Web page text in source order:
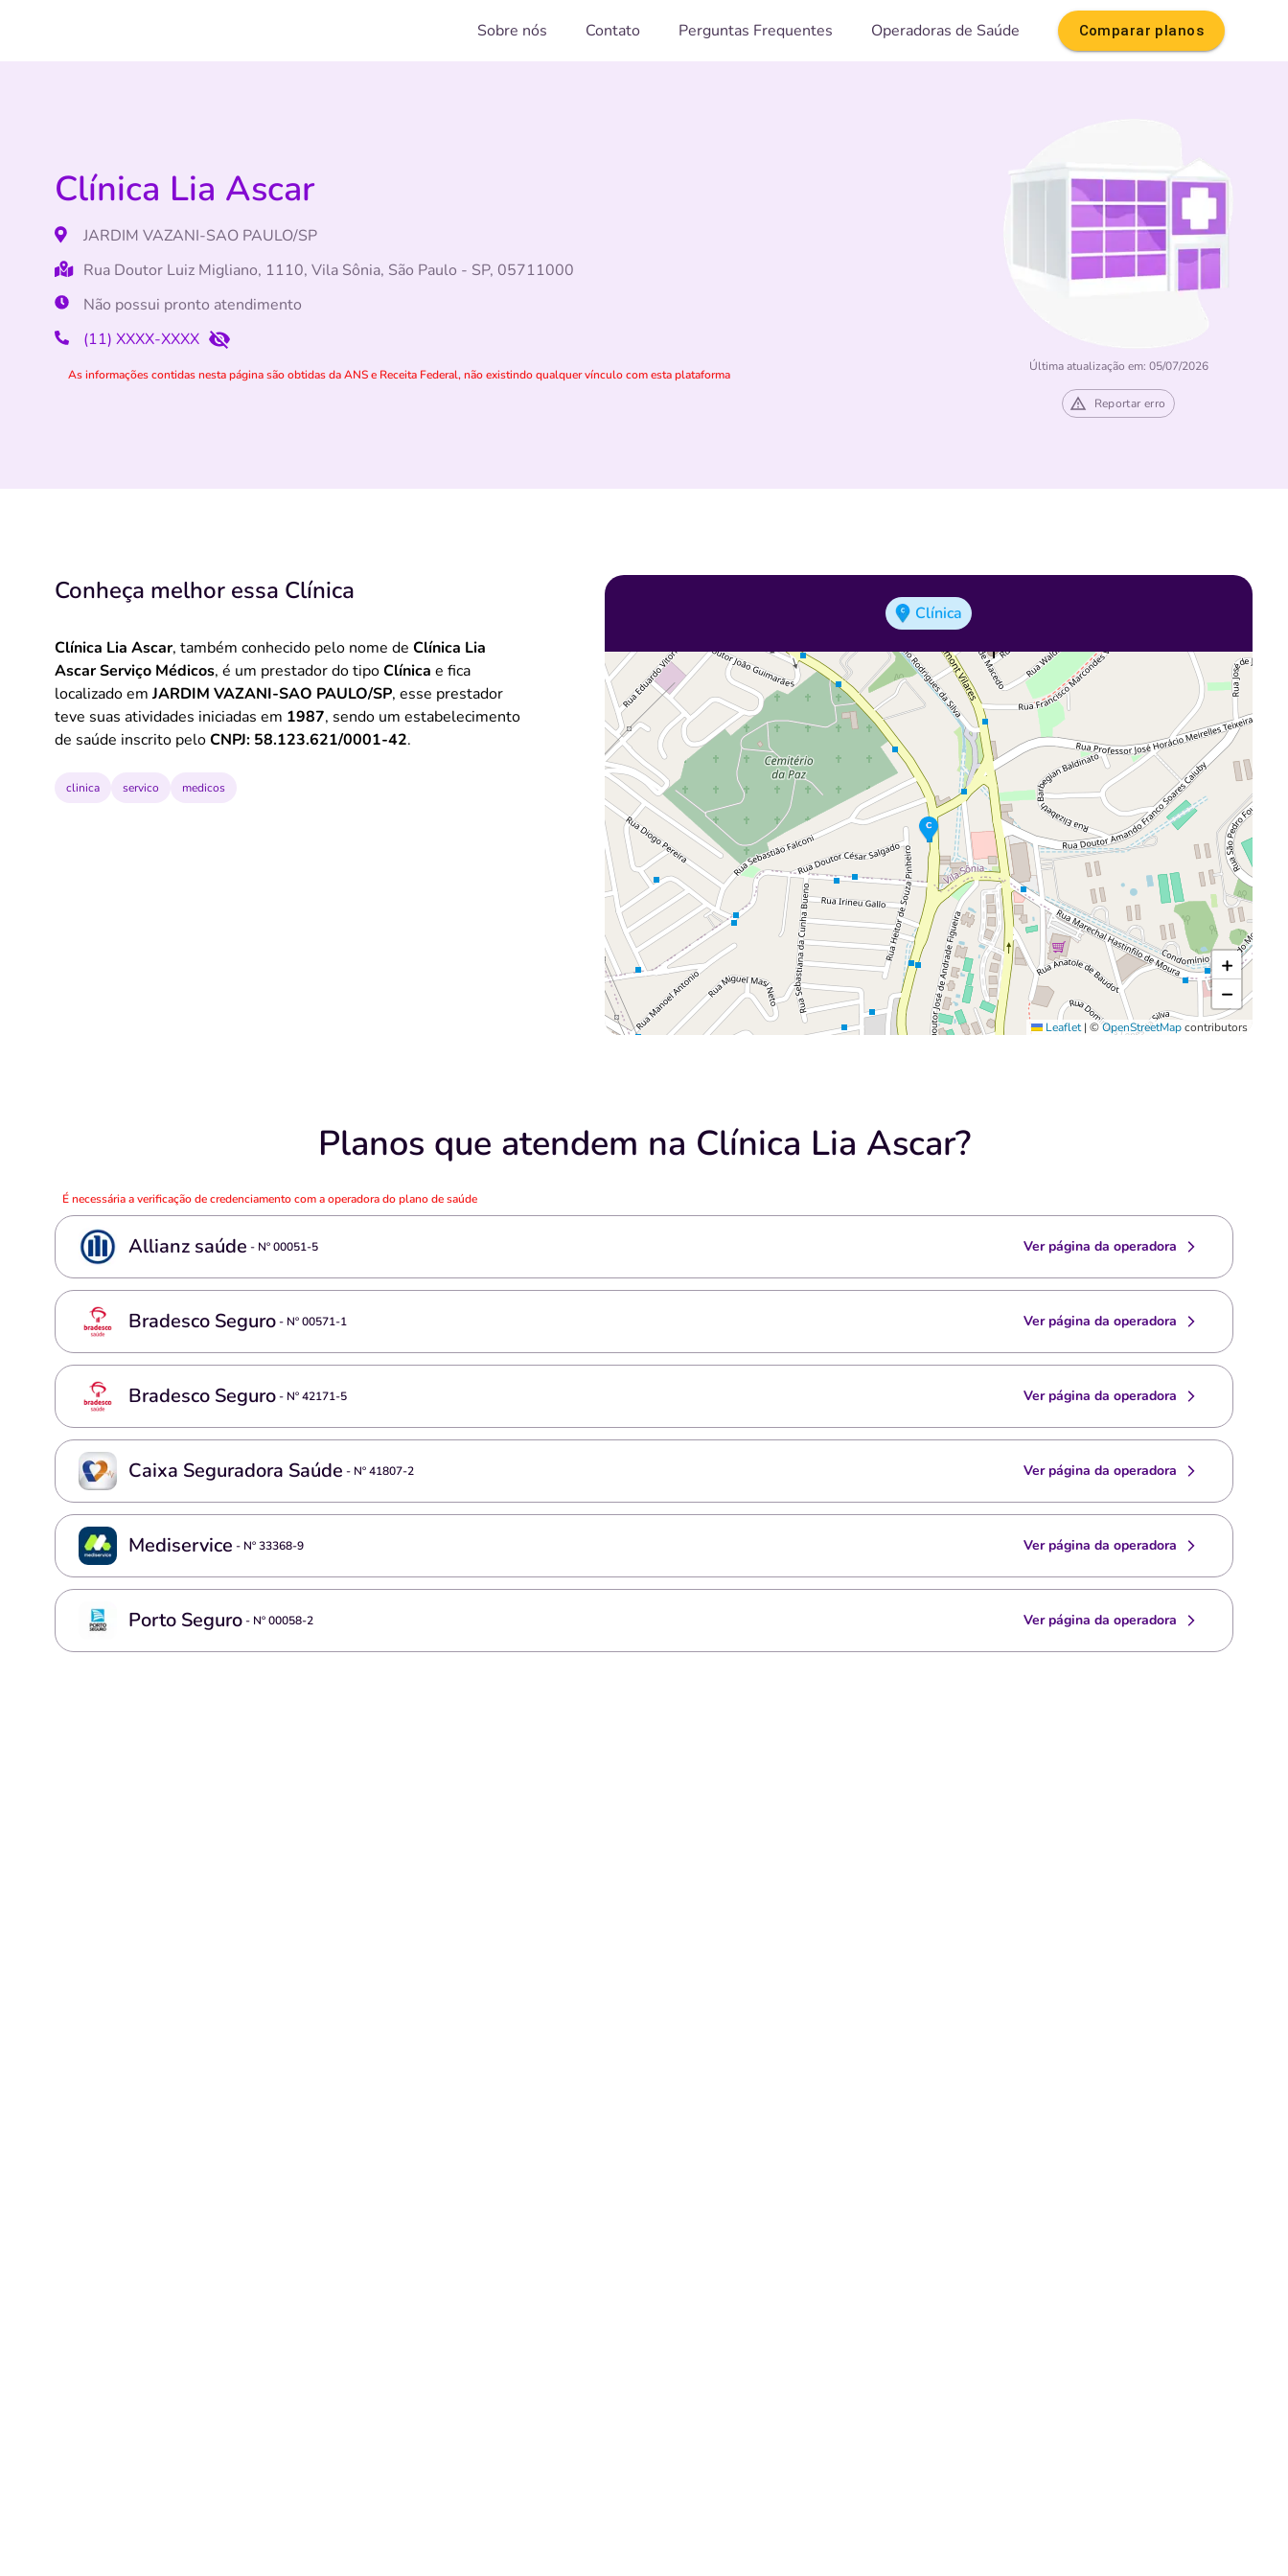
Sobre nós Contato Perguntas Frequentes Operadoras de Saúde Comparar planos
Última atualização em: 05/07/2026
Reportar erro
Clínica Lia Ascar
JARDIM VAZANI-SAO PAULO/SP
Rua Doutor Luiz Migliano, 1110, Vila Sônia, São Paulo - SP, 05711000
Não possui pronto atendimento
(11) XXXX-XXXX
As informações contidas nesta página são obtidas da ANS e Receita Federal, não existindo qualquer vínculo com esta plataforma
Conheça melhor essa Clínica
Clínica Lia Ascar, também conhecido pelo nome de Clínica Lia
Ascar Serviço Médicos, é um prestador do tipoClínica e fica
localizado emJARDIM VAZANI-SAO PAULO/SP, esse prestador
teve suas atividades iniciadas em 1987, sendo um estabelecimento
de saúde inscrito peloCNPJ: 58.123.621/0001-42.
clinica servico medicos
Clínica
+
−
Leaflet | ©OpenStreetMapcontributors
Planos que atendem na Clínica Lia Ascar?
É necessária a verificação de credenciamento com a operadora do plano de saúde
Allianz saúde - Nº00051-5 Ver página da operadora
Bradesco Seguro- Nº00571-1 Ver página da operadora
Bradesco Seguro- Nº42171-5 Ver página da operadora
Caixa Seguradora Saúde - Nº41807-2 Ver página da operadora
Mediservice - Nº33368-9 Ver página da operadora
Porto Seguro- Nº00058-2 Ver página da operadora